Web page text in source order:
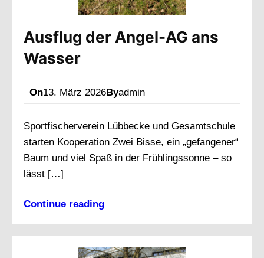
Ausflug der Angel-AG ans
Wasser
On13. März 2026Byadmin
Sportfischerverein Lübbecke und Gesamtschule
starten Kooperation Zwei Bisse, ein „gefangener“
Baum und viel Spaß in der Frühlingssonne – so
lässt […]
Continue reading